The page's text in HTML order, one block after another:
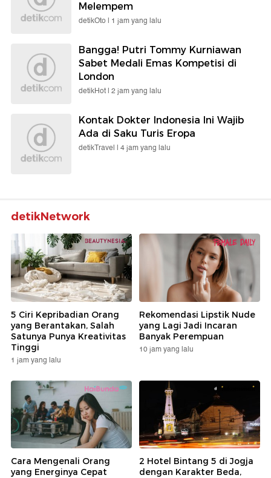
Melempem
detikOto | 1 jam yang lalu
Bangga! Putri Tommy Kurniawan
Sabet Medali Emas Kompetisi di
London
detikHot | 2 jam yang lalu
Kontak Dokter Indonesia Ini Wajib
Ada di Saku Turis Eropa
detikTravel | 4 jam yang lalu
detikNetwork
5 Ciri Kepribadian Orang
yang Berantakan, Salah
Satunya Punya Kreativitas
Tinggi
1 jam yang lalu
Rekomendasi Lipstik Nude
yang Lagi Jadi Incaran
Banyak Perempuan
10 jam yang lalu
Cara Mengenali Orang
yang Energinya Cepat
2 Hotel Bintang 5 di Jogja
dengan Karakter Beda,